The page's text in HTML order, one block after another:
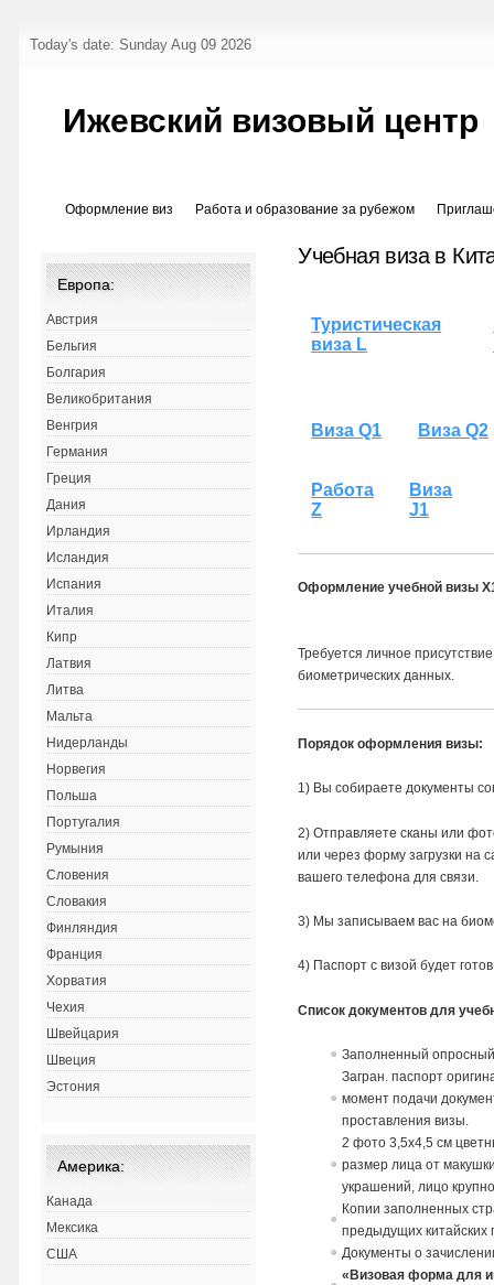
Today's date: Sunday Aug 09 2026
Ижевский визовый центр
Оформление виз Работа и образование за рубежом
Учебная виза в
Туристическая
виза L
Виза Q1 Виза Q2
Работа
Z
Виза
J1
Оформление учебной визы
Требуется личное
биометрических данных.
Порядок оформления визы:
1) Вы собираете документы
2) Отправляете сканы или
или через форму загрузки на
вашего телефона для связи.
3) Мы записываем вас на
4) Паспорт с визой будет
Список документов для
Заполненный
Загран. паспорт
момент подачи
проставления визы.
2 фото 3,5х4,5 см
размер лица от
украшений, лицо
Копии заполненных
предыдущих китайских
Документы о
«Визовая форма для
Европа:
Австрия
Бельгия
Болгария
Великобритания
Венгрия
Германия
Греция
Дания
Ирландия
Исландия
Испания
Италия
Кипр
Латвия
Литва
Мальта
Нидерланды
Норвегия
Польша
Португалия
Румыния
Словения
Словакия
Финляндия
Франция
Хорватия
Чехия
Швейцария
Швеция
Эстония
Америка:
Канада
Мексика
США